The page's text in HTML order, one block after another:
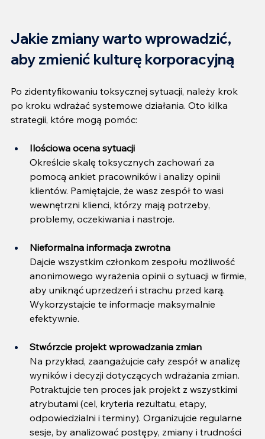
Jakie zmiany warto wprowadzić,
aby zmienić kulturę korporacyjną
Po zidentyfikowaniu toksycznej sytuacji, należy krok
po kroku wdrażać systemowe działania. Oto kilka
strategii, które mogą pomóc:
Ilościowa ocena sytuacji
Określcie skalę toksycznych zachowań za
pomocą ankiet pracowników i analizy opinii
klientów. Pamiętajcie, że wasz zespół to wasi
wewnętrzni klienci, którzy mają potrzeby,
problemy, oczekiwania i nastroje.
Nieformalna informacja zwrotna
Dajcie wszystkim członkom zespołu możliwość
anonimowego wyrażenia opinii o sytuacji w firmie,
aby uniknąć uprzedzeń i strachu przed karą.
Wykorzystajcie te informacje maksymalnie
efektywnie.
Stwórzcie projekt wprowadzania zmian
Na przykład, zaangażujcie cały zespół w analizę
wyników i decyzji dotyczących wdrażania zmian.
Potraktujcie ten proces jak projekt z wszystkimi
atrybutami (cel, kryteria rezultatu, etapy,
odpowiedzialni i terminy). Organizujcie regularne
sesje, by analizować postępy, zmiany i trudności